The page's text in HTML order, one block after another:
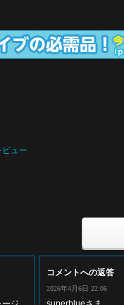
ュー
コメントへの返答
2026年4月6日 22:06